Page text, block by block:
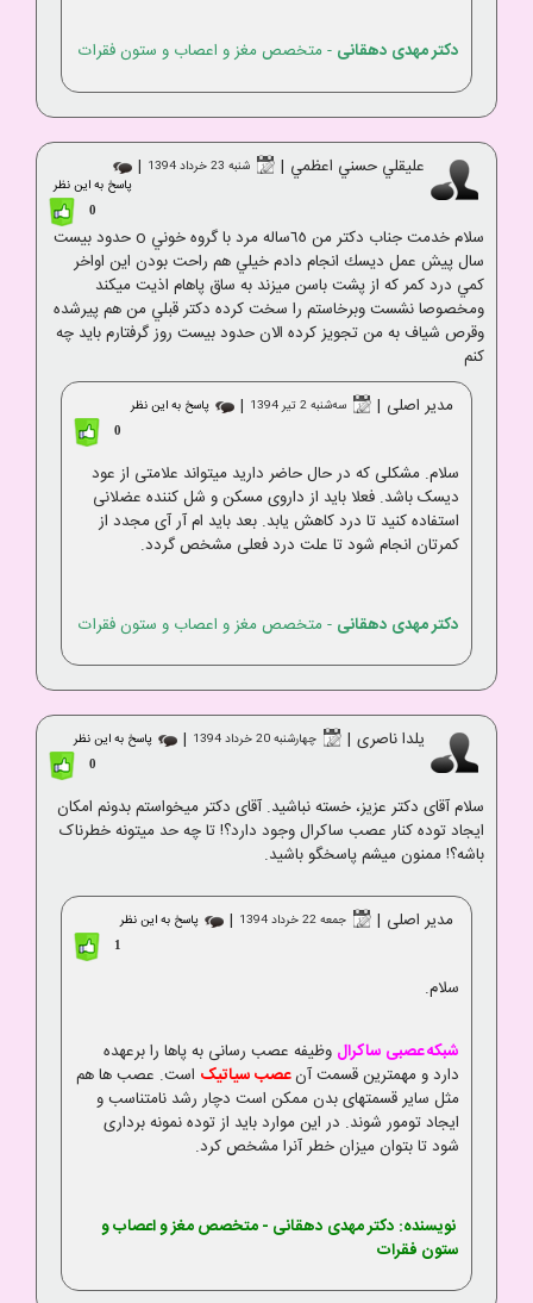
دکتر مهدی دهقانی - متخصص مغز و اعصاب و ستون فقرات
عليقلي حسني اعظمي | شنبه 23 خرداد 1394 |
پاسخ به این نظر
0
سلام خدمت جناب دكتر من ٦٥ساله مرد با گروه خوني o حدود بيست
سال پيش عمل ديسك انجام دادم خيلي هم راحت بودن اين اواخر
كمي درد كمر كه از پشت باسن ميزند به ساق پاهام اذيت ميكند
ومخصوصا نشست وبرخاستم را سخت كرده دكتر قبلي من هم پيرشده
وقرص شياف به من تجويز كرده الان حدود بيست روز گرفتارم بايد چه
كنم
مدیر اصلی | ﺳﻪشنبه 2 تير 1394 | پاسخ به این نظر
0
سلام. مشکلی که در حال حاضر دارید میتواند علامتی از عود
دیسک باشد. فعلا باید از داروی مسکن و شل کننده عضلانی
استفاده کنید تا درد کاهش یابد. بعد باید ام آر آی مجدد از
کمرتان انجام شود تا علت درد فعلی مشخص گردد.
دکتر مهدی دهقانی - متخصص مغز و اعصاب و ستون فقرات
یلدا ناصری | چهارشنبه 20 خرداد 1394 | پاسخ به این نظر
0
سلام آقای دکتر عزیز، خسته نباشید. آقای دکتر میخواستم بدونم امکان
ایجاد توده کنار عصب ساکرال وجود دارد؟! تا چه حد میتونه خطرناک
باشه؟! ممنون میشم پاسخگو باشید.
مدیر اصلی | جمعه 22 خرداد 1394 | پاسخ به این نظر
1
سلام.
شبکه عصبی ساکرال وظیفه عصب رسانی به پاها را برعهده
دارد و مهمترین قسمت آنعصب سیاتیک است. عصب ها هم
مثل سایر قسمتهای بدن ممکن است دچار رشد نامتناسب و
ایجاد تومور شوند. در این موارد باید از توده نمونه برداری
شود تا بتوان میزان خطر آنرا مشخص کرد.
نویسنده: دکتر مهدی دهقانی - متخصص مغز و اعصاب و
ستون فقرات